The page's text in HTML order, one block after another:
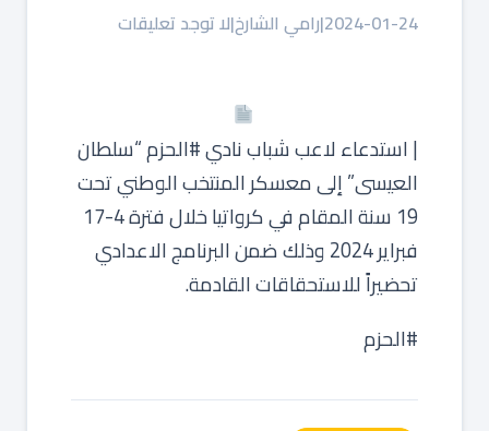
2024-01-24
|رامي الشارخ|لا توجد تعليقات
| استدعاء لاعب شباب نادي ⁧‫#الحزم‬⁩ “سلطان
العيسى” إلى معسكر المنتخب الوطني تحت
19 سنة المقام في كرواتيا خلال فترة 4-17
فبراير 2024 وذلك ضمن البرنامج الاعدادي
تحضيراً للاستحقاقات القادمة.
‏⁧‫#الحزم‬⁩